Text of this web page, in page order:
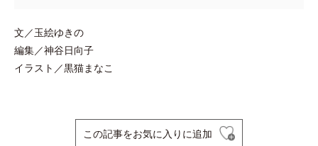
文／玉絵ゆきの
編集／神谷日向子
イラスト／黒猫まなこ
この記事をお気に入りに追加